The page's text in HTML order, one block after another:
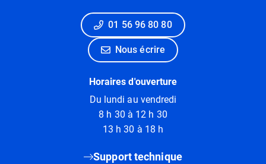
01 56 96 80 80
Nous écrire
Horaires d'ouverture
Du lundi au vendredi
8 h 30 à 12 h 30
13 h 30 à 18 h
Support technique